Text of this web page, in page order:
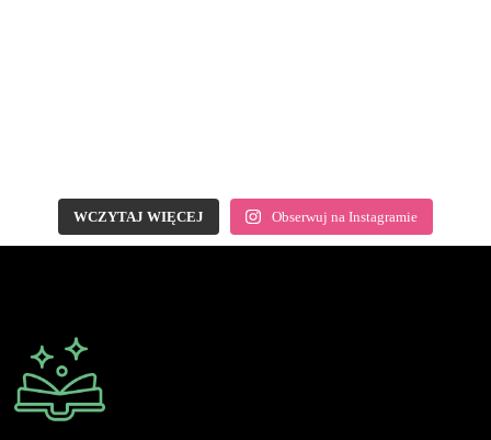
WCZYTAJ WIĘCEJ Obserwuj na Instagramie